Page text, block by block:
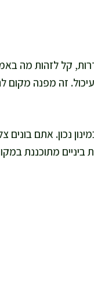
קל לזהות מה
זה מפנה מקום
נכון. אתם בונים
ביניים מתוכננת